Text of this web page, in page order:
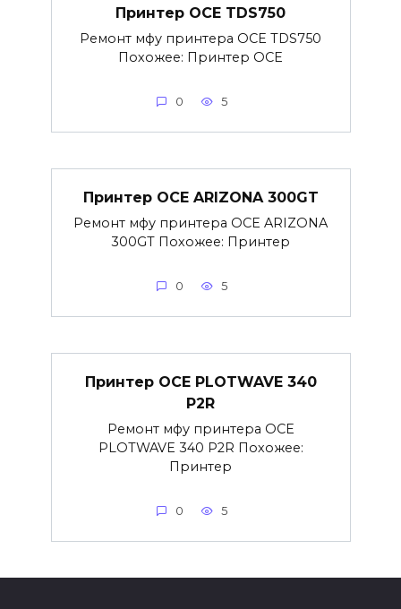
Принтер OCE TDS750
Ремонт мфу принтера OCE TDS750
Похожее: Принтер OCE
0 5
Принтер OCE ARIZONA 300GT
Ремонт мфу принтера OCE ARIZONA
300GT Похожее: Принтер
0 5
Принтер OCE PLOTWAVE 340
P2R
Ремонт мфу принтера OCE
PLOTWAVE 340 P2R Похожее:
Принтер
0 5